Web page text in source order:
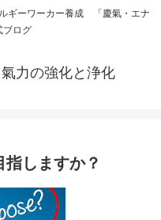
ギーワーカー養成 「慶氣・エナ
ブログ
力の強化と浄化
しますか？